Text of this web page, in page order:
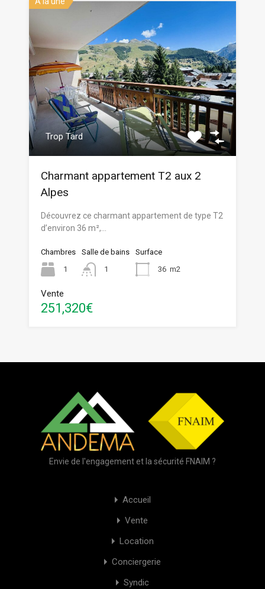
Trop Tard
Charmant appartement T2 aux 2
Alpes
Découvrez ce charmant appartement de type T2
d’environ 36 m²,…
Chambres
1
Salle de bains
1
Surface
36 m2
Vente
251,320€
Envie de l'engagement et la sécurité FNAIM ?
Accueil
Vente
Location
Conciergerie
Syndic